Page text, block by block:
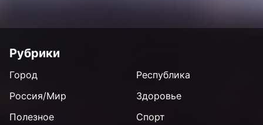
Рубрики
Город
Республика
Россия/Мир
Здоровье
Полезное
Спорт